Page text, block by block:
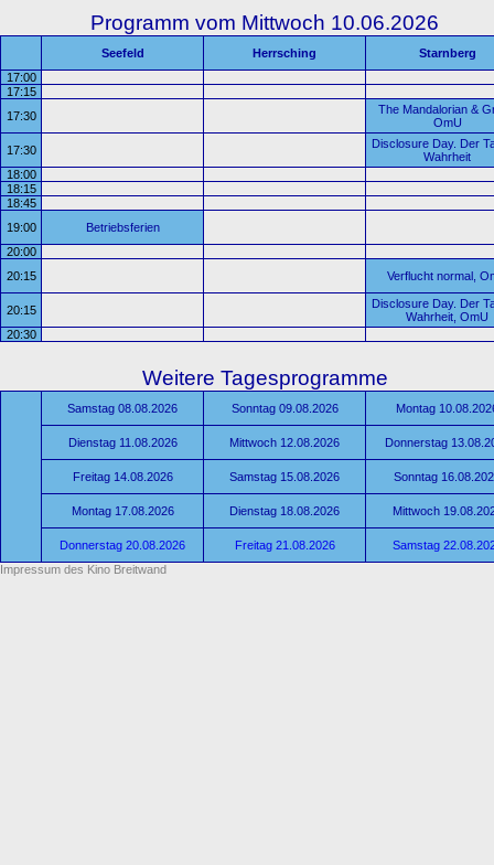
Programm vom Mittwoch 10.06.2026
Seefeld Herrsching
Starnberg
17:00
17:15
17:30
The Mandalorian &
OmU
17:30
Disclosure Day. Der
Wahrheit
18:00
18:15
18:45
19:00
Betriebsferien
20:00
20:15
Verflucht normal,
20:15
Disclosure Day. Der
Wahrheit, OmU
20:30
Weitere Tagesprogramme
Samstag 08.08.2026 Sonntag 09.08.2026 Montag
Dienstag 11.08.2026 Mittwoch 12.08.2026 Donnerstag
Freitag 14.08.2026 Samstag 15.08.2026 Sonntag
Montag 17.08.2026 Dienstag 18.08.2026 Mittwoch
Donnerstag 20.08.2026 Freitag 21.08.2026
Samstag
Impressum des Kino Breitwand